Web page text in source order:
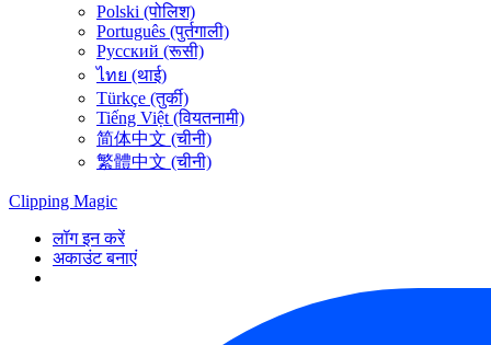
Polski (पोलिश)
Português (पुर्तगाली)
Русский (रूसी)
ไทย (थाई)
Türkçe (तुर्की)
Tiếng Việt (वियतनामी)
简体中文 (चीनी)
繁體中文 (चीनी)
Clipping Magic
लॉग इन करें
अकाउंट बनाएं